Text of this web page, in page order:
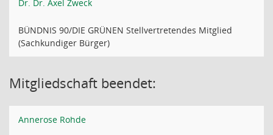
Dr. Dr. Axel Zweck
BÜNDNIS 90/DIE GRÜNEN Stellvertretendes Mitglied
(Sachkundiger Bürger)
Mitgliedschaft beendet:
Annerose Rohde